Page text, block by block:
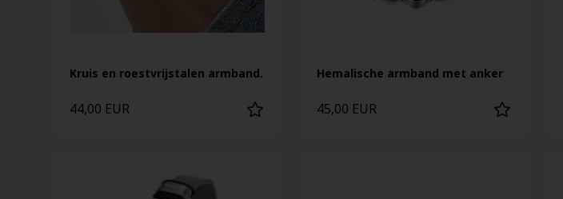
Kruis en roestvrijstalen armband.
44,00 EUR
Hemalische armband met anker
45,00 EUR